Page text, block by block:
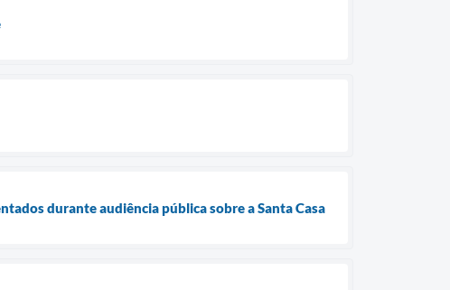
durante audiência pública sobre a Santa Casa